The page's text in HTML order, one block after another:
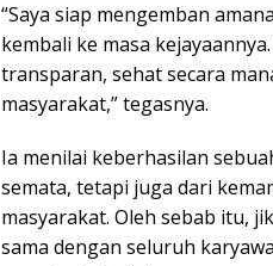
“Saya siap mengemban
kembali ke masa
transparan, sehat secara
masyarakat,” tegasnya.
Ia menilai keberhasilan
semata, tetapi juga dari
masyarakat. Oleh sebab itu,
sama dengan seluruh